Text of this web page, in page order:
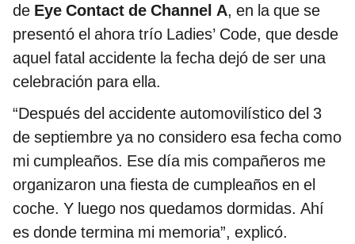
de Eye Contact de Channel A, en la que se
presentó el ahora trío Ladies’ Code, que desde
aquel fatal accidente la fecha dejó de ser una
celebración para ella.
“Después del accidente automovilístico del 3
de septiembre ya no considero esa fecha como
mi cumpleaños. Ese día mis compañeros me
organizaron una fiesta de cumpleaños en el
coche. Y luego nos quedamos dormidas. Ahí
es donde termina mi memoria”, explicó.